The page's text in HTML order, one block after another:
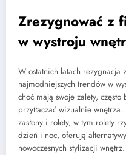
Zrezygnować z
w wystroju
W ostatnich latach rezygnacja
najmodniejszych trendów w
choć mają swoje zalety,
przytłaczać wizualnie
zasłony i rolety, w tym rolety
dzień i noc, oferują
nowoczesnych stylizacji wnętrz.